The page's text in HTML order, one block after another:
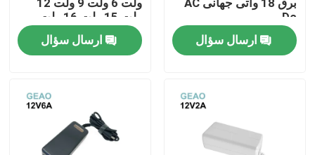
با ما تماس بگیرید
درخواست نقل قول
آداپتور برق پایه دیواری
آداپتور برق رومیزی
برق 18 واتی جهانی AC
Dc
ارسال سؤال
ولت 6 ولت 9 ولت 12
ولت 15 ولت 16 ولت
ارسال سؤال